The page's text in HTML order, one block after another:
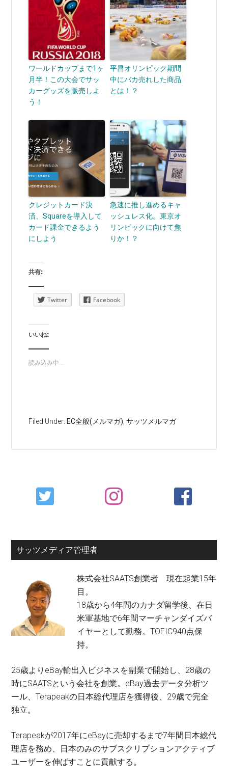
ワールドカップまで1ヶ
月半！この大会でサッ
カーグッズを販売しよ
う！
平昌オリンピック期間
中にバカ売れした商品
とは！？
クレジットカード決
済、Squareを導入して
カード課金できるよう
にしよう
急速に推し進めるキャ
ッシュレス化。東京オ
リンピックに向けて焦
りか！？
共有:
Twitter Facebook
いいね:
読み込み中...
Filed Under: EC全般(メルマガ) ,サッツメルマガ
Primary
Sidebar
サッツメディア管理者
株式会社SAATS創業者 現在起業15年
目。
18歳から4年間のカナダ留学後、在日
米軍基地で6年間マーチャンダイズバ
イヤーとして勤務。TOEIC940点保
持。
25歳よりeBay輸出入ビジネスを副業で開始し、28歳の
時にSAATSという会社を創業。eBay過去データ分析ツ
ール、Terapeakの日本総代理店を獲得後、29歳で完全
独立。
Terapeakが2017年にeBayに売却するまで7年間日本総代
理店を務め、日本のみのサブスクリプションアクティブ
ユーザーを伸ばすことに貢献する。